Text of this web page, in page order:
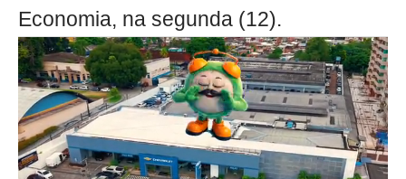
Economia, na segunda (12).